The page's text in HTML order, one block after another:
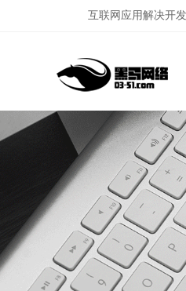
互联网应用解决开